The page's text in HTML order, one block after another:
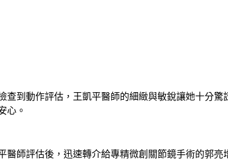
查到動作評估，王凱平醫師的細緻與敏銳讓她十分
心。
師評估後，迅速轉介給專精微創關節鏡手術的郭